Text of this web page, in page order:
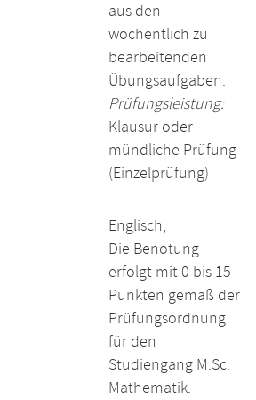
aus den
wöchentlich zu
bearbeitenden
Übungsaufgaben.
Prüfungsleistung:
Klausur oder
mündliche Prüfung
(Einzelprüfung)
Englisch,
Die Benotung
erfolgt mit 0 bis 15
Punkten gemäß der
Prüfungsordnung
für den
Studiengang M.Sc.
Mathematik.